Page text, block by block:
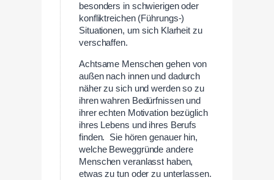
besonders in schwierigen oder
konfliktreichen (Führungs-)
Situationen, um sich Klarheit zu
verschaffen.
Achtsame Menschen gehen von
außen nach innen und dadurch
näher zu sich und werden so zu
ihren wahren Bedürfnissen und
ihrer echten Motivation bezüglich
ihres Lebens und ihres Berufs
finden. Sie hören genauer hin,
welche Beweggründe andere
Menschen veranlasst haben,
etwas zu tun oder zu unterlassen.